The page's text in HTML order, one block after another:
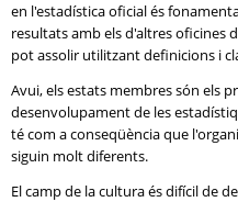
en l'estadística oficial és
resultats amb els d'altres oficines
pot assolir utilitzant definicions i
Avui, els estats membres són els
desenvolupament de les
té com a conseqüència que
siguin molt diferents.
El camp de la cultura és difícil de